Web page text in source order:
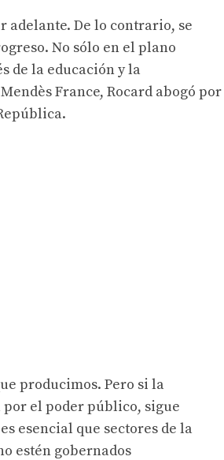
adelante. De lo contrario, se
No sólo en el plano
de la educación y la
France, Rocard abogó por
producimos. Pero si la
el poder público, sigue
esencial que sectores de la
estén gobernados